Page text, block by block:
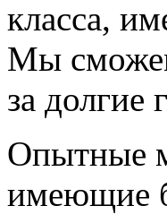
класса,
Мы
за долгие
Опытные
имеющие